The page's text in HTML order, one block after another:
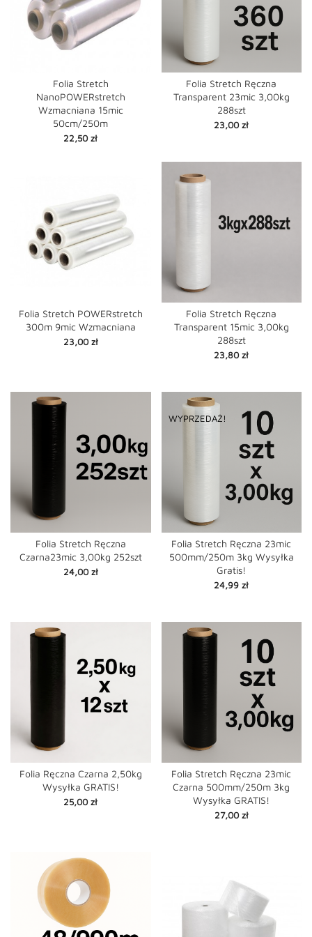
Folia Stretch
NanoPOWERstretch
Wzmacniana 15mic
50cm/250m
Cena
22,50 zł
Folia Stretch Ręczna
Transparent 23mic 3,00kg
288szt
Cena
23,00 zł
Folia Stretch POWERstretch
300m 9mic Wzmacniana
Cena
23,00 zł
Folia Stretch Ręczna
Transparent 15mic 3,00kg
288szt
Cena
23,80 zł
Folia Stretch Ręczna
Czarna23mic 3,00kg 252szt
Cena
24,00 zł
WYPRZEDAŻ!
Folia Stretch Ręczna 23mic
500mm/250m 3kg Wysyłka
Gratis!
Cena
24,99 zł
Folia Ręczna Czarna 2,50kg
Wysyłka GRATIS!
Cena
25,00 zł
Folia Stretch Ręczna 23mic
Czarna 500mm/250m 3kg
Wysyłka GRATIS!
Cena
27,00 zł